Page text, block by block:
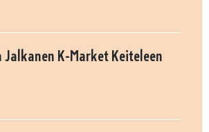
Jalkanen K-Market Keiteleen